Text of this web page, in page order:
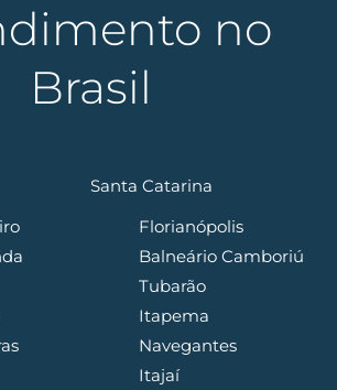
no
Brasil
Santa Catarina
Florianópolis
Balneário Camboriú
Tubarão
Itapema
Navegantes
Itajaí